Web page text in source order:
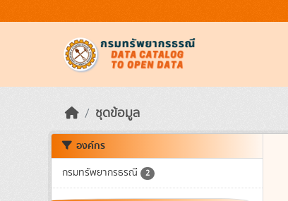
ชุดข้อมูล
องค์กร
กรมทรัพยากรธรณี 2